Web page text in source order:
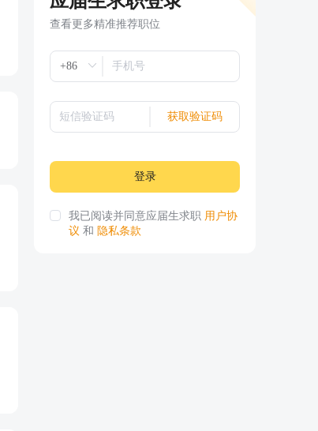
查看更多精准推荐职位
获取验证码
登录
我已阅读并同意应届生求职 用户协
议 和 隐私条款